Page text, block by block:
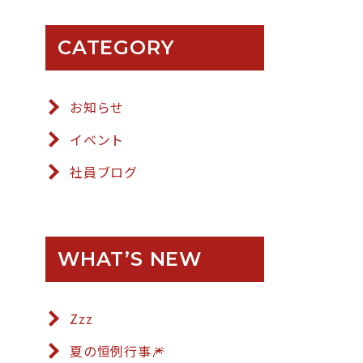
CATEGORY
お知らせ
イベント
社員ブログ
WHAT’S NEW
Zzz
夏の恒例行事🎆